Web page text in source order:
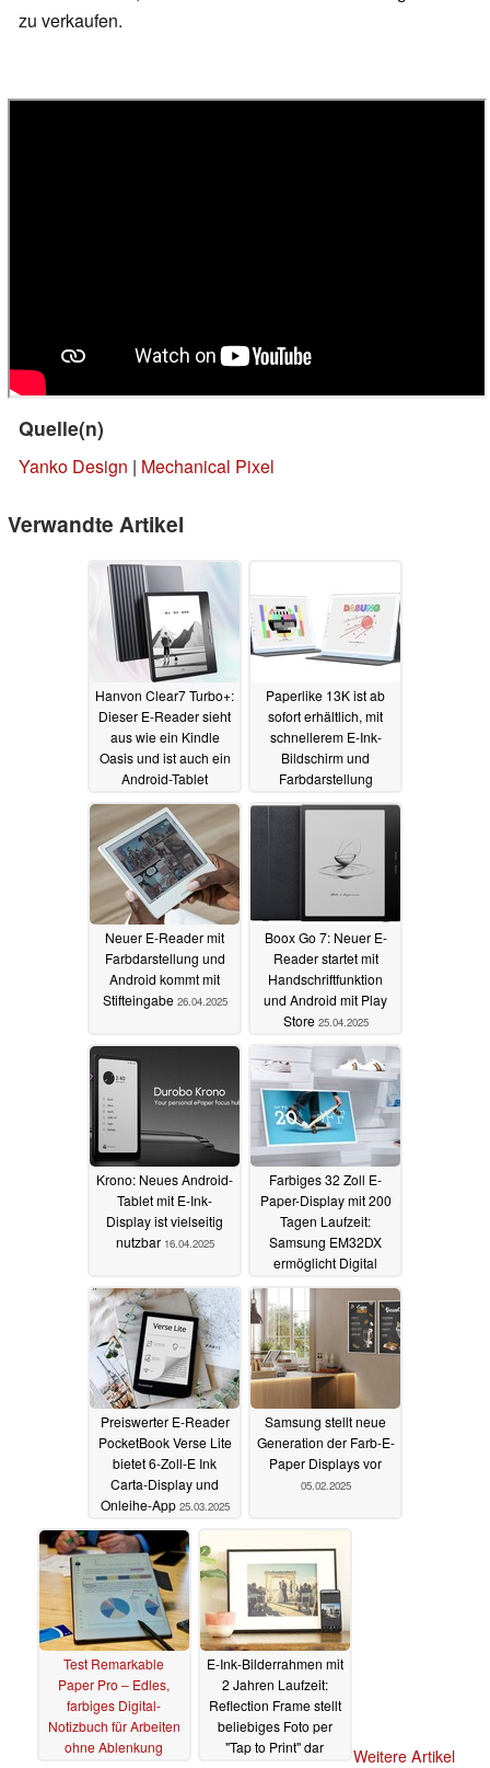
zu verkaufen.
Quelle(n)
Yanko Design | Mechanical Pixel
Verwandte Artikel
Hanvon Clear7 Turbo+:
Dieser E-Reader sieht
aus wie ein Kindle
Oasis und ist auch ein
Android-Tablet
18.05.2025
Paperlike 13K ist ab
sofort erhältlich, mit
schnellerem E-Ink-
Bildschirm und
Farbdarstellung
08.05.2025
Neuer E-Reader mit
Farbdarstellung und
Android kommt mit
Stifteingabe 26.04.2025
Boox Go 7: Neuer E-
Reader startet mit
Handschriftfunktion
und Android mit Play
Store 25.04.2025
Krono: Neues Android-
Tablet mit E-Ink-
Display ist vielseitig
nutzbar 16.04.2025
Farbiges 32 Zoll E-
Paper-Display mit 200
Tagen Laufzeit:
Samsung EM32DX
ermöglicht Digital
08.04.2025
Preiswerter E-Reader
PocketBook Verse Lite
bietet 6-Zoll-E Ink
Carta-Display und
Onleihe-App 25.03.2025
Samsung stellt neue
Generation der Farb-E-
Paper Displays vor
05.02.2025
Test Remarkable
Paper Pro – Edles,
farbiges Digital-
Notizbuch für Arbeiten
ohne Ablenkung
E-Ink-Bilderrahmen mit
2 Jahren Laufzeit:
Reflection Frame stellt
beliebiges Foto per
"Tap to Print" dar
Weitere Artikel